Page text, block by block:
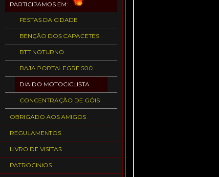
PARTICIPAMOS EM:
FESTAS DA CIDADE
BENÇÃO DOS CAPACETES
BTT NOTURNO
BAJA PORTALEGRE 500
DIA DO MOTOCICLISTA
CONCENTRAÇÃO DE GÓIS
OBRIGADO AOS AMIGOS
REGULAMENTOS
LIVRO DE VISITAS
PATROCINIOS